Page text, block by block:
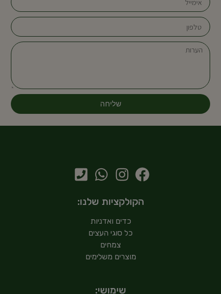
שליחה
הקולקציות שלנו:
כדים ואדניות
כל סוגי העצים
צמחים
מוצרים משלימים
שימושי: